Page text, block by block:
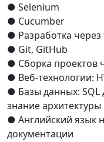
● Selenium
● Cucumber
● Разработка через
● Git, GitHub
● Сборка проектов
● Веб-технологии:
● Базы данных: SQL
знание
● Английский язык
документации